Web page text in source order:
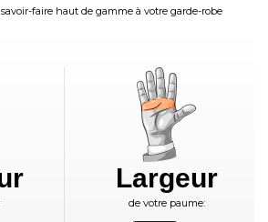
faire haut de gamme à votre garde-robe
Largeur
de votre paume: